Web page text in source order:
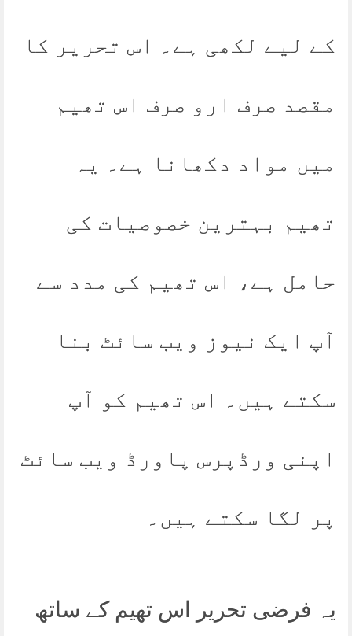
کے لیے لکھی ہے۔ اس تحریر کا
مقصد صرف ارو صرف اس تھیم
میں مواد دکھانا ہے۔ یہ
تھیم بہترین خصوصیات کی
حامل ہے، اس تھیم کی مدد سے
آپ ایک نیوز ویب سائٹ بنا
سکتے ہیں۔ اس تھیم کو آپ
اپنی ورڈپرس پاورڈ ویب سائٹ
پر لگا سکتے ہیں۔
یہ فرضی تحریر اس تھیم کے ساتھ